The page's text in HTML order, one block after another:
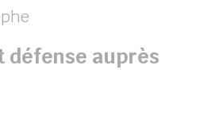
défense auprès